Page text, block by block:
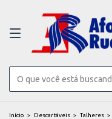
Início > Descartáveis > Talheres >